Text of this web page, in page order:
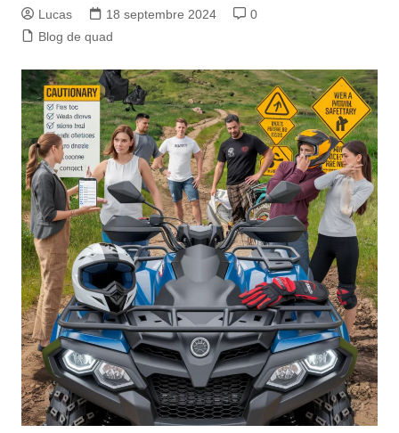
Lucas 18 septembre 2024
0
Blog de quad